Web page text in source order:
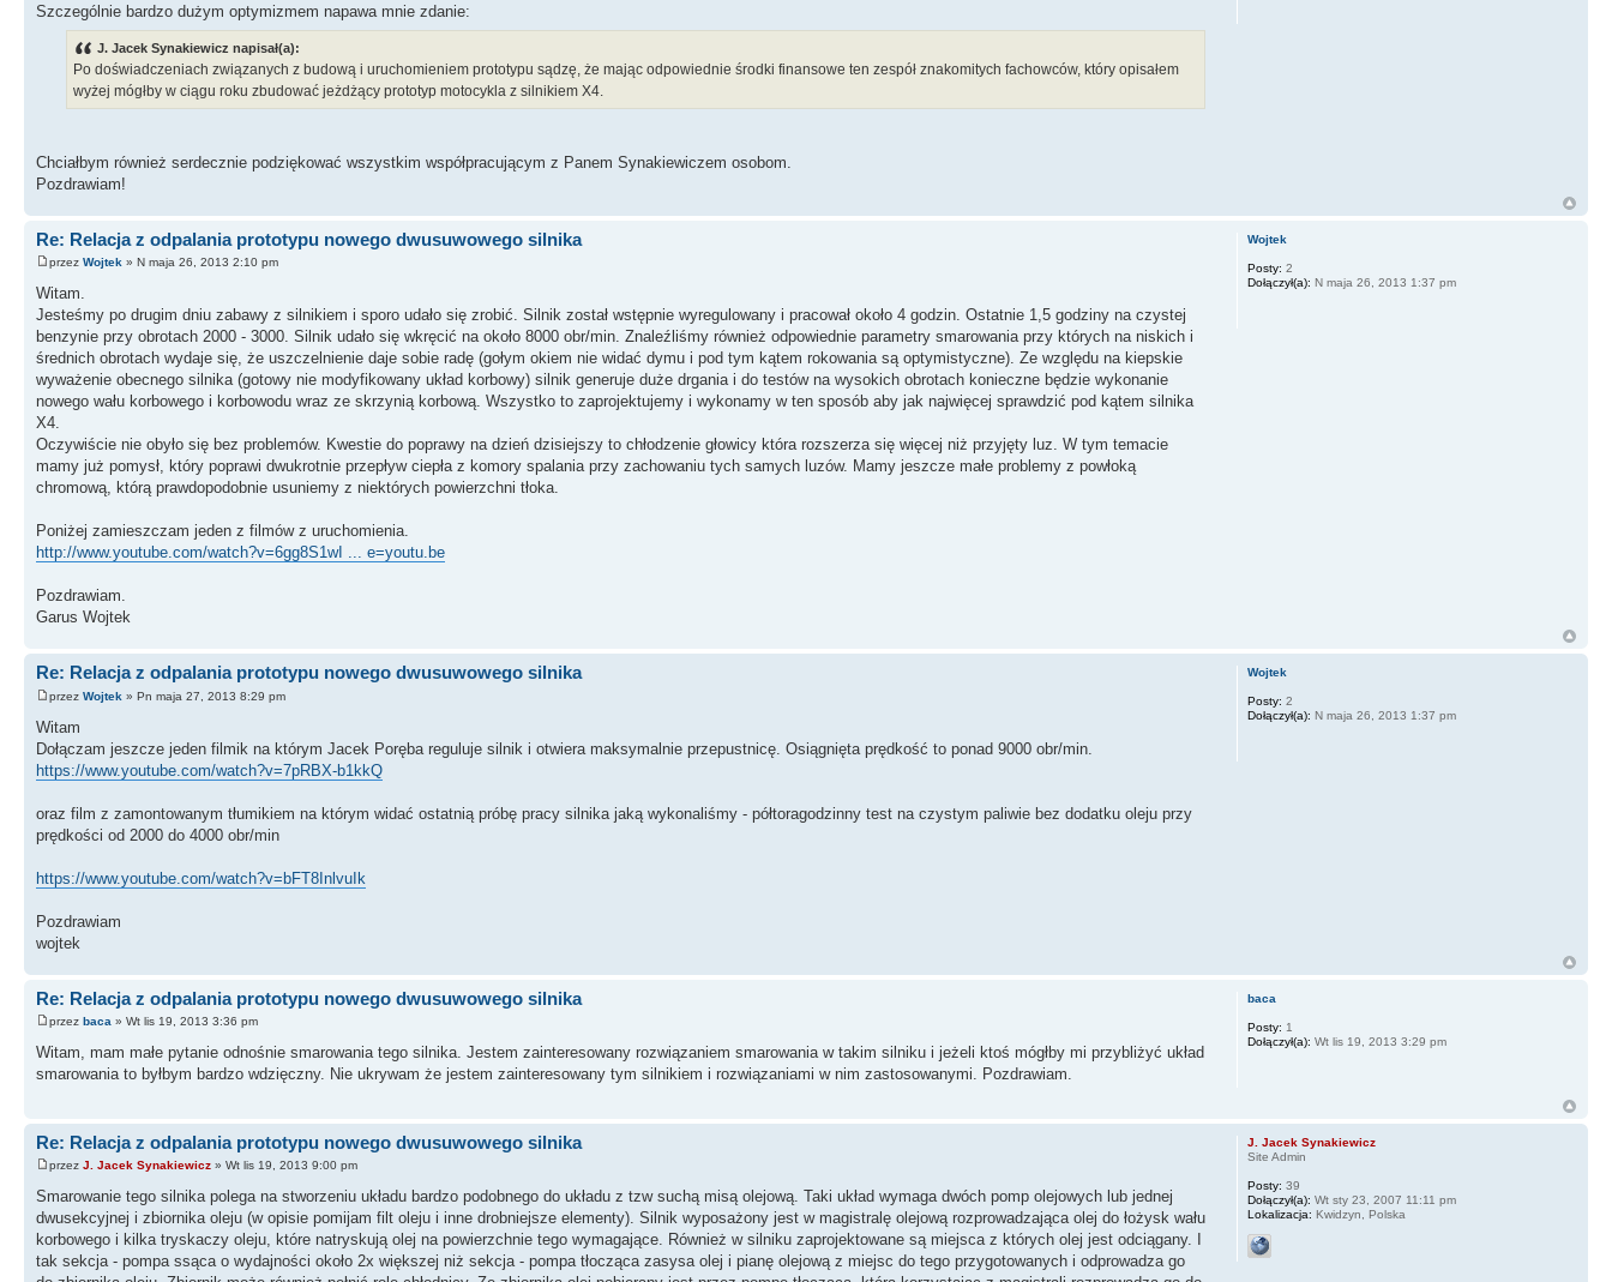
Szczególnie bardzo dużym optymizmem napawa mnie zdanie:
J. Jacek Synakiewicz napisał(a):
Po doświadczeniach związanych z budową i uruchomieniem prototypu sądzę, że mając odpowiednie środki finansowe ten zespół znakomitych fachowców, który opisałem
wyżej mógłby w ciągu roku zbudować jeżdżący prototyp motocykla z silnikiem X4.
Chciałbym również serdecznie podziękować wszystkim współpracującym z Panem Synakiewiczem osobom.
Pozdrawiam!
Re: Relacja z odpalania prototypu nowego dwusuwowego silnika
przez Wojtek » N maja 26, 2013 2:10 pm
Witam.
Jesteśmy po drugim dniu zabawy z silnikiem i sporo udało się zrobić. Silnik został wstępnie wyregulowany i pracował około 4 godzin. Ostatnie 1,5 godziny na czystej
benzynie przy obrotach 2000 - 3000. Silnik udało się wkręcić na około 8000 obr/min. Znaleźliśmy również odpowiednie parametry smarowania przy których na niskich i
średnich obrotach wydaje się, że uszczelnienie daje sobie radę (gołym okiem nie widać dymu i pod tym kątem rokowania są optymistyczne). Ze względu na kiepskie
wyważenie obecnego silnika (gotowy nie modyfikowany układ korbowy) silnik generuje duże drgania i do testów na wysokich obrotach konieczne będzie wykonanie
nowego wału korbowego i korbowodu wraz ze skrzynią korbową. Wszystko to zaprojektujemy i wykonamy w ten sposób aby jak najwięcej sprawdzić pod kątem silnika
X4.
Oczywiście nie obyło się bez problemów. Kwestie do poprawy na dzień dzisiejszy to chłodzenie głowicy która rozszerza się więcej niż przyjęty luz. W tym temacie
mamy już pomysł, który poprawi dwukrotnie przepływ ciepła z komory spalania przy zachowaniu tych samych luzów. Mamy jeszcze małe problemy z powłoką
chromową, którą prawdopodobnie usuniemy z niektórych powierzchni tłoka.
Poniżej zamieszczam jeden z filmów z uruchomienia.
http://www.youtube.com/watch?v=6gg8S1wI ... e=youtu.be
Pozdrawiam.
Garus Wojtek
Wojtek
Posty: 2
Dołączył(a): N maja 26, 2013 1:37 pm
Re: Relacja z odpalania prototypu nowego dwusuwowego silnika
przez Wojtek » Pn maja 27, 2013 8:29 pm
Witam
Dołączam jeszcze jeden filmik na którym Jacek Poręba reguluje silnik i otwiera maksymalnie przepustnicę. Osiągnięta prędkość to ponad 9000 obr/min.
https://www.youtube.com/watch?v=7pRBX-b1kkQ
oraz film z zamontowanym tłumikiem na którym widać ostatnią próbę pracy silnika jaką wykonaliśmy - półtoragodzinny test na czystym paliwie bez dodatku oleju przy
prędkości od 2000 do 4000 obr/min
https://www.youtube.com/watch?v=bFT8InlvuIk
Pozdrawiam
wojtek
Wojtek
Posty: 2
Dołączył(a): N maja 26, 2013 1:37 pm
Re: Relacja z odpalania prototypu nowego dwusuwowego silnika
przez baca » Wt lis 19, 2013 3:36 pm
Witam, mam małe pytanie odnośnie smarowania tego silnika. Jestem zainteresowany rozwiązaniem smarowania w takim silniku i jeżeli ktoś mógłby mi przybliżyć układ
smarowania to byłbym bardzo wdzięczny. Nie ukrywam że jestem zainteresowany tym silnikiem i rozwiązaniami w nim zastosowanymi. Pozdrawiam.
baca
Posty: 1
Dołączył(a): Wt lis 19, 2013 3:29 pm
Re: Relacja z odpalania prototypu nowego dwusuwowego silnika
przez J. Jacek Synakiewicz » Wt lis 19, 2013 9:00 pm
Smarowanie tego silnika polega na stworzeniu układu bardzo podobnego do układu z tzw suchą misą olejową. Taki układ wymaga dwóch pomp olejowych lub jednej
dwusekcyjnej i zbiornika oleju (w opisie pomijam filt oleju i inne drobniejsze elementy). Silnik wyposażony jest w magistralę olejową rozprowadzająca olej do łożysk wału
korbowego i kilka tryskaczy oleju, które natryskują olej na powierzchnie tego wymagające. Również w silniku zaprojektowane są miejsca z których olej jest odciągany. I
tak sekcja - pompa ssąca o wydajności około 2x większej niż sekcja - pompa tłocząca zasysa olej i pianę olejową z miejsc do tego przygotowanych i odprowadza go
J. Jacek Synakiewicz
Site Admin
Posty: 39
Dołączył(a): Wt sty 23, 2007 11:11 pm
Lokalizacja: Kwidzyn, Polska